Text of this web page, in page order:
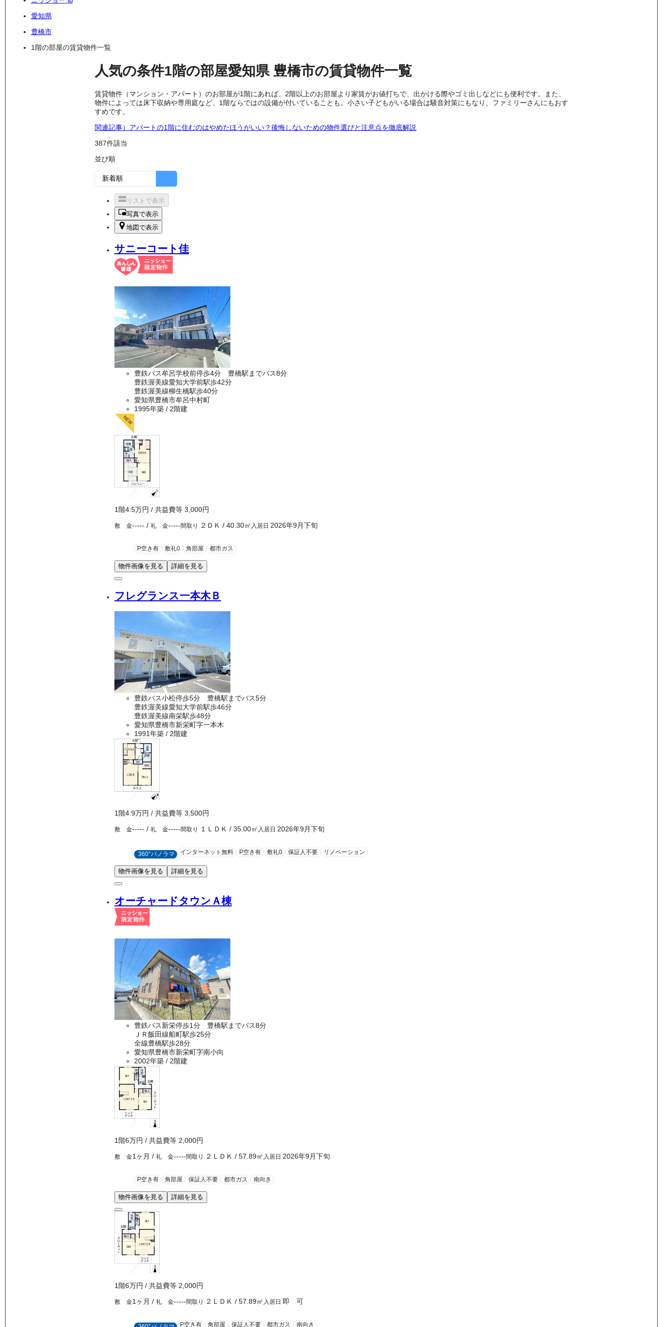
愛知県
豊橋市
1階の部屋の賃貸物件一覧
人気の条件1階の部屋愛知県 豊橋市の賃貸物件一覧
賃貸物件（マンション・アパート）のお部屋が1階にあれば、2階以上のお部屋より家賃がお値打ちで、出かける際やゴミ出しなどにも便利です。また、
物件によっては床下収納や専用庭など、1階ならではの設備が付いていることも。小さい子どもがいる場合は騒音対策にもなり、ファミリーさんにもおす
すめです。
関連記事）アパートの1階に住むのはやめたほうがいい？後悔しないための物件選びと注意点を徹底解説
387件該当
並び順
リストで表示
写真で表示
地図で表示
サニーコート佳
豊鉄バス牟呂学校前停歩4分 豊橋駅までバス8分
豊鉄渥美線愛知大学前駅歩42分
豊鉄渥美線柳生橋駅歩40分
愛知県豊橋市牟呂中村町
1995年築 / 2階建
1階4.5万円 / 共益費等 3,000円
敷 金----- / 礼 金-----間取り ２ＤＫ / 40.30㎡ 入居日 2026年9月下旬
P空き有 敷礼0 角部屋 都市ガス
物件画像を見る 詳細を見る
フレグランス一本木Ｂ
豊鉄バス小松停歩5分 豊橋駅までバス5分
豊鉄渥美線愛知大学前駅歩46分
豊鉄渥美線南栄駅歩48分
愛知県豊橋市新栄町字一本木
1991年築 / 2階建
1階4.9万円 / 共益費等 3,500円
敷 金----- / 礼 金-----間取り １ＬＤＫ / 35.00㎡ 入居日 2026年9月下旬
360°パノラマ インターネット無料 P空き有 敷礼0 保証人不要 リノベーション
物件画像を見る 詳細を見る
オーチャードタウンＡ棟
豊鉄バス新栄停歩1分 豊橋駅までバス8分
ＪＲ飯田線船町駅歩25分
全線豊橋駅歩28分
愛知県豊橋市新栄町字南小向
2002年築 / 2階建
1 階6万円 / 共益費等 2,000円
敷 金1ヶ月 / 礼 金-----間取り ２ＬＤＫ / 57.89㎡ 入居日 2026年9月下旬
P空き有 角部屋 保証人不要 都市ガス 南向き
物件画像を見る 詳細を見る
1 階6万円 / 共益費等 2,000円
敷 金1ヶ月 / 礼 金-----間取り ２ＬＤＫ / 57.89㎡ 入居日 即 可
P空き有 角部屋 保証人不要 都市ガス 南向き